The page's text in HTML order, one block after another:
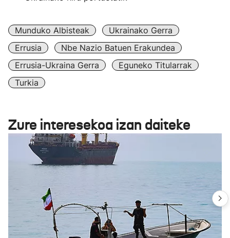
Munduko Albisteak
Ukrainako Gerra
Errusia
Nbe Nazio Batuen Erakundea
Errusia-Ukraina Gerra
Eguneko Titularrak
Turkia
Zure interesekoa izan daiteke